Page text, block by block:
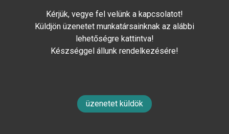
Kérjük, vegye fel velünk a kapcsolatot!
Küldjön üzenetet munkatársainknak az alábbi
lehetőségre kattintva!
Készséggel állunk rendelkezésére!
üzenetet küldök